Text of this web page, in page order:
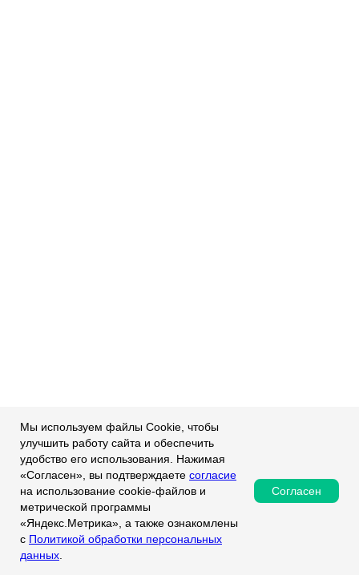
Мы используем файлы Cookie, чтобы
улучшить работу сайта и обеспечить
удобство его использования. Нажимая
«Согласен», вы подтверждаете согласие
на использование cookie-файлов и
метрической программы
«Яндекс.Метрика», а также ознакомлены
с Политикой обработки персональных
данных
Согласен